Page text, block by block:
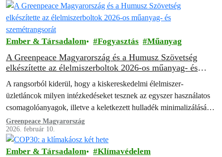
Ember & Társadalom Fogyasztás Műanyag
A Greenpeace Magyarország és a Humusz Szövetség
elkészítette az élelmiszerboltok 2026-os műanyag- és
szemétrangsorát
A rangsorból kiderül, hogy a kiskereskedelmi élelmiszer-
üzletláncok milyen intézkedéseket tesznek az egyszer használatos
csomagolóanyagok, illetve a keletkezett hulladék minimalizálásáért
és hasznosításáért.
Greenpeace Magyarország
2026. február 10.
Ember & Társadalom Klímavédelem